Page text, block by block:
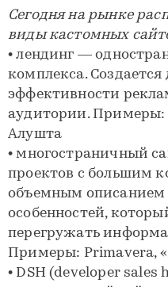
Сегодня на рынке
виды кастомных
• лендинг —
комплекса. Создается
эффективности
аудитории. Примеры:
Алушта
• многостраничный
проектов с большим
объемным описанием
особенностей,
перегружать
Примеры: Primavera,
• DSH (developer